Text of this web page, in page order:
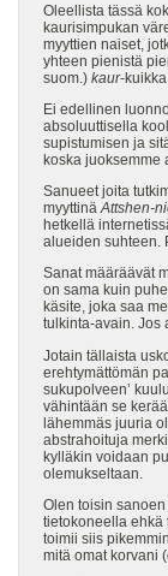
Oleellista tässä
kaurisimpukan
myyttien naiset,
yhteen pienistä
suom.) kaur-
Ei edellinen
absoluuttisella
supistumisen ja
koska juoksemme
Sanueet joita
myyttinäAttshen-
hetkellä
alueiden suhteen.
Sanat määräävät
on sama kuin
käsite, joka saa
tulkinta-avain. Jos
Jotain tällaista
erehtymättömän
sukupolveen’
vähintään se
lähemmäs juuria
abstrahoituja
kylläkin voidaan
olemukseltaan.
Olen toisin
tietokoneella ehkä
toimii siis
mitä omat korvani